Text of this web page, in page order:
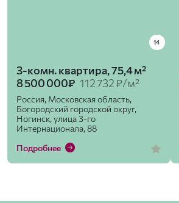
14
3-комн. квартира, 75,4 м²
8 500 000₽ 112 732 ₽/м²
Россия, Московская область,
Богородский городской округ,
Ногинск, улица 3-го
Интернационала, 88
Подробнее